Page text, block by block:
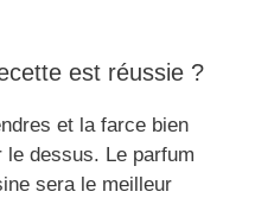
est réussie ?
et la farce bien
dessus. Le parfum
sera le meilleur